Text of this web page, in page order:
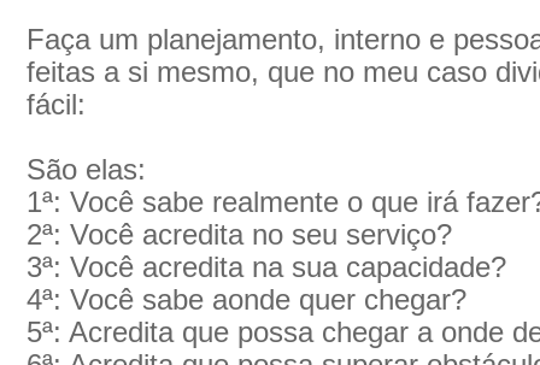
Faça um planejamento, interno e
feitas a si mesmo, que no meu caso
fácil:
São elas:
1ª: Você sabe realmente o que irá
2ª: Você acredita no seu serviço?
3ª: Você acredita na sua capacidade?
4ª: Você sabe aonde quer chegar?
5ª: Acredita que possa chegar a onde